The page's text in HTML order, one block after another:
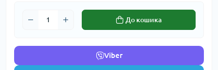
До кошика
Viber